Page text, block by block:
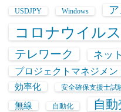
USDJPY Windows
コロナウイルス
テレワーク ネッ
プロジェクトマネジメン
効率化 安全確保支援士試
無線 自動化 自